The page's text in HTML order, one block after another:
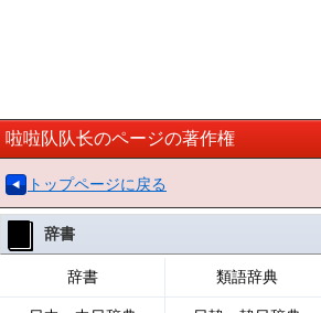
啦啦队队长のページの著作権
トップページに戻る
辞書
辞書 類語辞典